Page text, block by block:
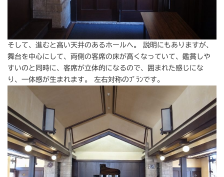
そして、進むと高い天井のあるホールへ。 説明にもありますが、
舞台を中心にして、両側の客席の床が高くなっていて、鑑賞しや
すいのと同時に、客席が立体的になるので、囲まれた感じにな
り、一体感が生まれます。 左右対称のﾌﾟﾗﾝです。